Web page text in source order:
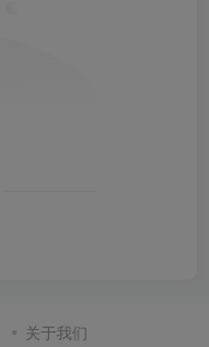
关于我们